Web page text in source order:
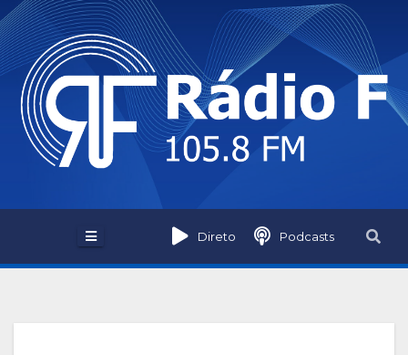
Skip
to
content
Direto Podcasts